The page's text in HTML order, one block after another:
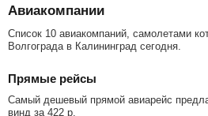
Авиакомпании
Список 10 авиакомпаний, самолетами
Волгограда в Калининград сегодня.
Прямые рейсы
Самый дешевый прямой авиарейс
винд за 422 р